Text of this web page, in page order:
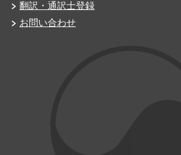
翻訳・通訳士登録
お問い合わせ